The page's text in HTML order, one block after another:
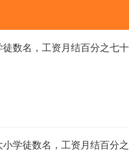
数名，工资月结百分之七十
学徒数名，工资月结百分